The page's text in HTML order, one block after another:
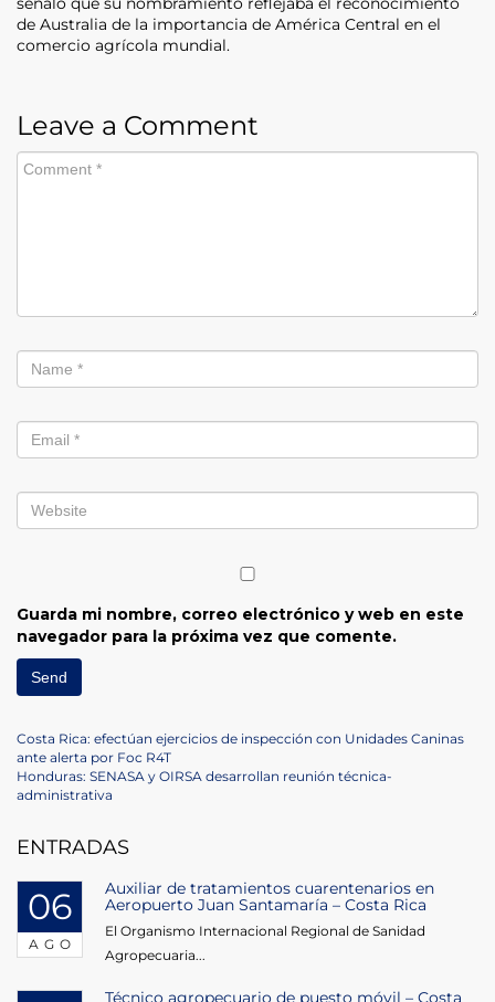
de Australia de la importancia de América Central en el
comercio agrícola mundial.
Leave a Comment
Guarda mi nombre, correo electrónico y web en este
navegador para la próxima vez que comente.
Navegación
de
Previous
Post
Costa Rica: efectúan ejercicios de inspección con Unidades Caninas
ante alerta por Foc R4T
Next
Post
Honduras: SENASA y OIRSA desarrollan reunión técnica-
administrativa
ENTRADAS
06
AGO
Auxiliar de tratamientos cuarentenarios en
Aeropuerto Juan Santamaría – Costa Rica
El Organismo Internacional Regional de Sanidad
Agropecuaria...
Técnico agropecuario de puesto móvil – Costa